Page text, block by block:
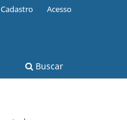
Buscar
Cadastro Acesso